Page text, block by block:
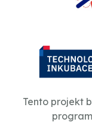
Tento projekt